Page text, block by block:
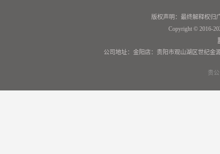
版权声明：最终解释权归
Copyright © 2016-
公司地址：金阳店：贵阳市观山湖区世纪金
贵